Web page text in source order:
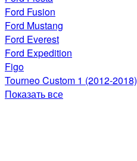
Ford Fusion
Ford Mustang
Ford Everest
Ford Expedition
Figo
Tourneo Custom 1 (2012-2018)
Показать все